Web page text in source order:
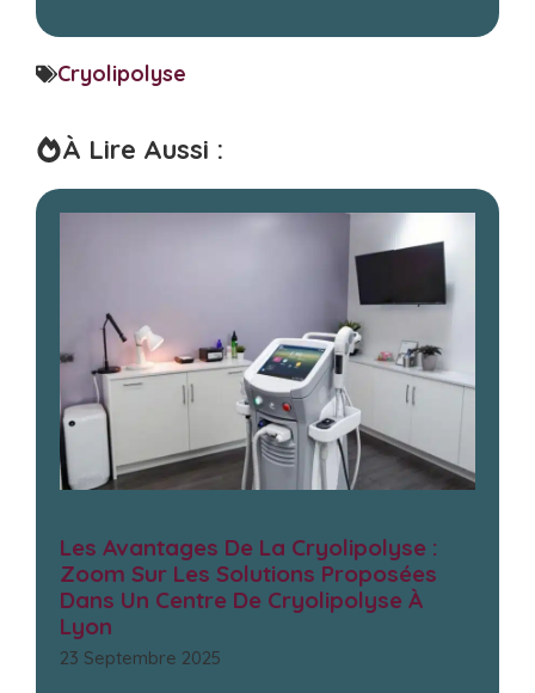
Cryolipolyse
À Lire Aussi :
Les Avantages De La Cryolipolyse :
Zoom Sur Les Solutions Proposées
Dans Un Centre De Cryolipolyse À
Lyon
23 Septembre 2025